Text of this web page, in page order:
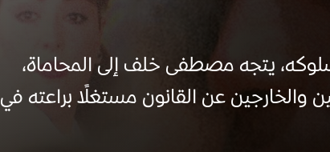
يتجه مصطفى خلف إلى المحاماة،
عن القانون مستغلًا براعته في